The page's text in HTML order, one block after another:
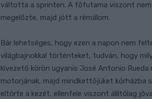
váltotta a sprinten. A főfutama viszont nem
megelőzte, majd jött a rémálom.
Bár lehetséges, hogy ezen a napon nem
világbajnokkal történteket, tudván, hogy
kivezető körön ugyanis José Antonio
motorjának, majd mindkettőjüket kórházba
eltörte a kezét, ellenfele viszont állítólag